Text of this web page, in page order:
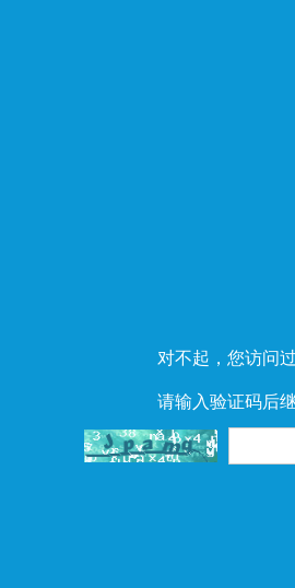
对不起，您访问
请输入验证码后